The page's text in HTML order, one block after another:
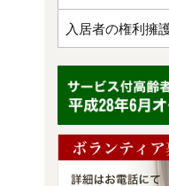
入居者の権利擁